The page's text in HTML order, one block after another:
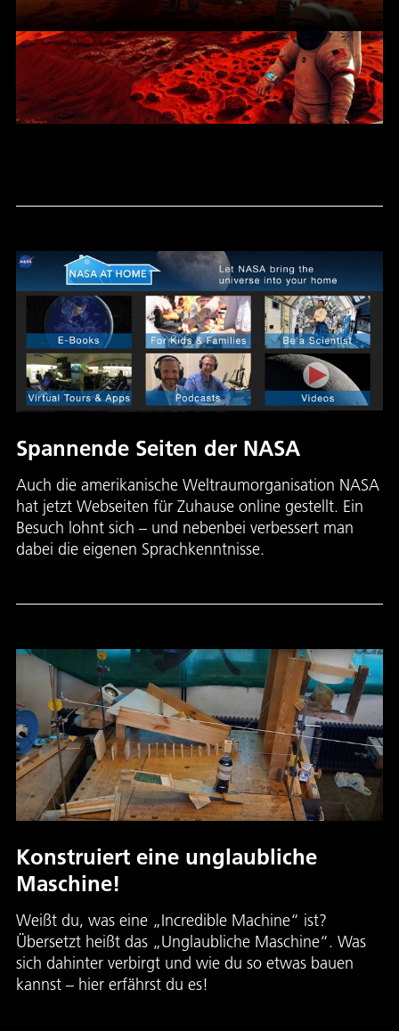
Spannende Seiten der NASA
Auch die amerikanische Weltraumorganisation NASA
hat jetzt Webseiten für Zuhause online gestellt. Ein
Besuch lohnt sich – und nebenbei verbessert man
dabei die eigenen Sprachkenntnisse.
Konstruiert eine unglaubliche
Maschine!
Weißt du, was eine „Incredible Machine“ ist?
Übersetzt heißt das „Unglaubliche Maschine“. Was
sich dahinter verbirgt und wie du so etwas bauen
kannst – hier erfährst du es!